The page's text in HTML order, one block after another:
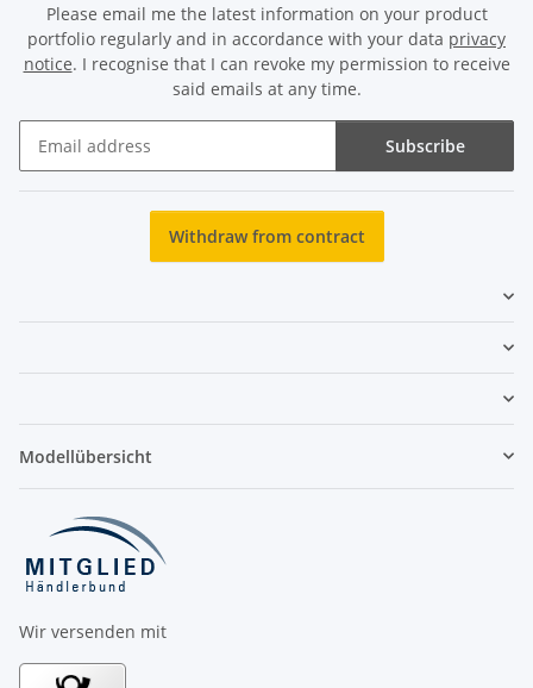
Please email me the latest information on your product
portfolio regularly and in accordance with your data privacy
notice. I recognise that I can revoke my permission to receive
said emails at any time.
Subscribe
Withdraw from contract
Modellübersicht
Wir versenden mit